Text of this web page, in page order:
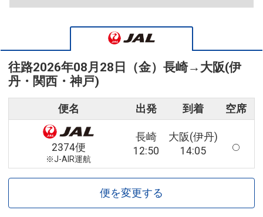
往路2026年08月28日（金） 長崎→ 大阪(伊
丹・関西・神戸)
便名 出発 到着 空席
2374便
※J-AIR運航
長崎
12:50
大阪(伊丹)
14:05
便を変更する